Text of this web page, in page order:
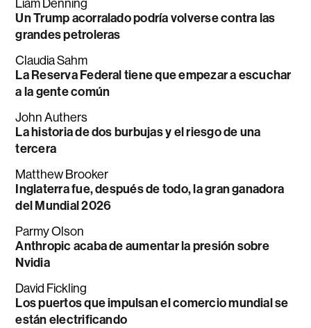
Liam Denning
Un Trump acorralado podría volverse contra las
grandes petroleras
Claudia Sahm
La Reserva Federal tiene que empezar a escuchar
a la gente común
John Authers
La historia de dos burbujas y el riesgo de una
tercera
Matthew Brooker
Inglaterra fue, después de todo, la gran ganadora
del Mundial 2026
Parmy Olson
Anthropic acaba de aumentar la presión sobre
Nvidia
David Fickling
Los puertos que impulsan el comercio mundial se
están electrificando